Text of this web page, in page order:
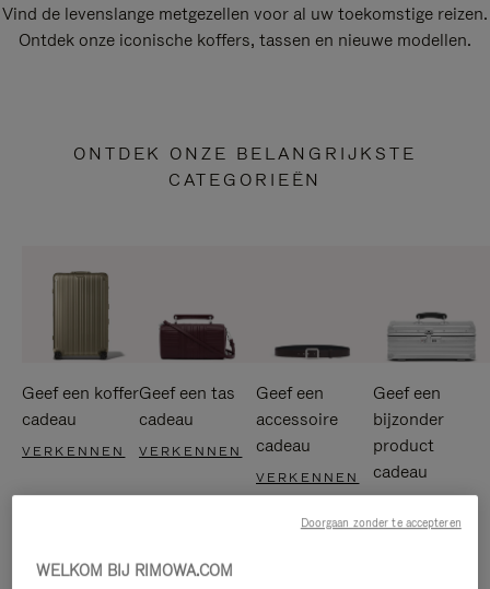
Vind de levenslange metgezellen voor al uw toekomstige reizen.
Ontdek onze iconische koffers, tassen en nieuwe modellen.
ONTDEK ONZE BELANGRIJKSTE
CATEGORIEËN
Geef een koffer
cadeau
VERKENNEN
Geef een tas
cadeau
VERKENNEN
Geef een
accessoire
cadeau
VERKENNEN
Geef een
bijzonder
product
cadeau
WELKOM BIJ RIMOWA.COM
Doorgaan zonder te accepteren